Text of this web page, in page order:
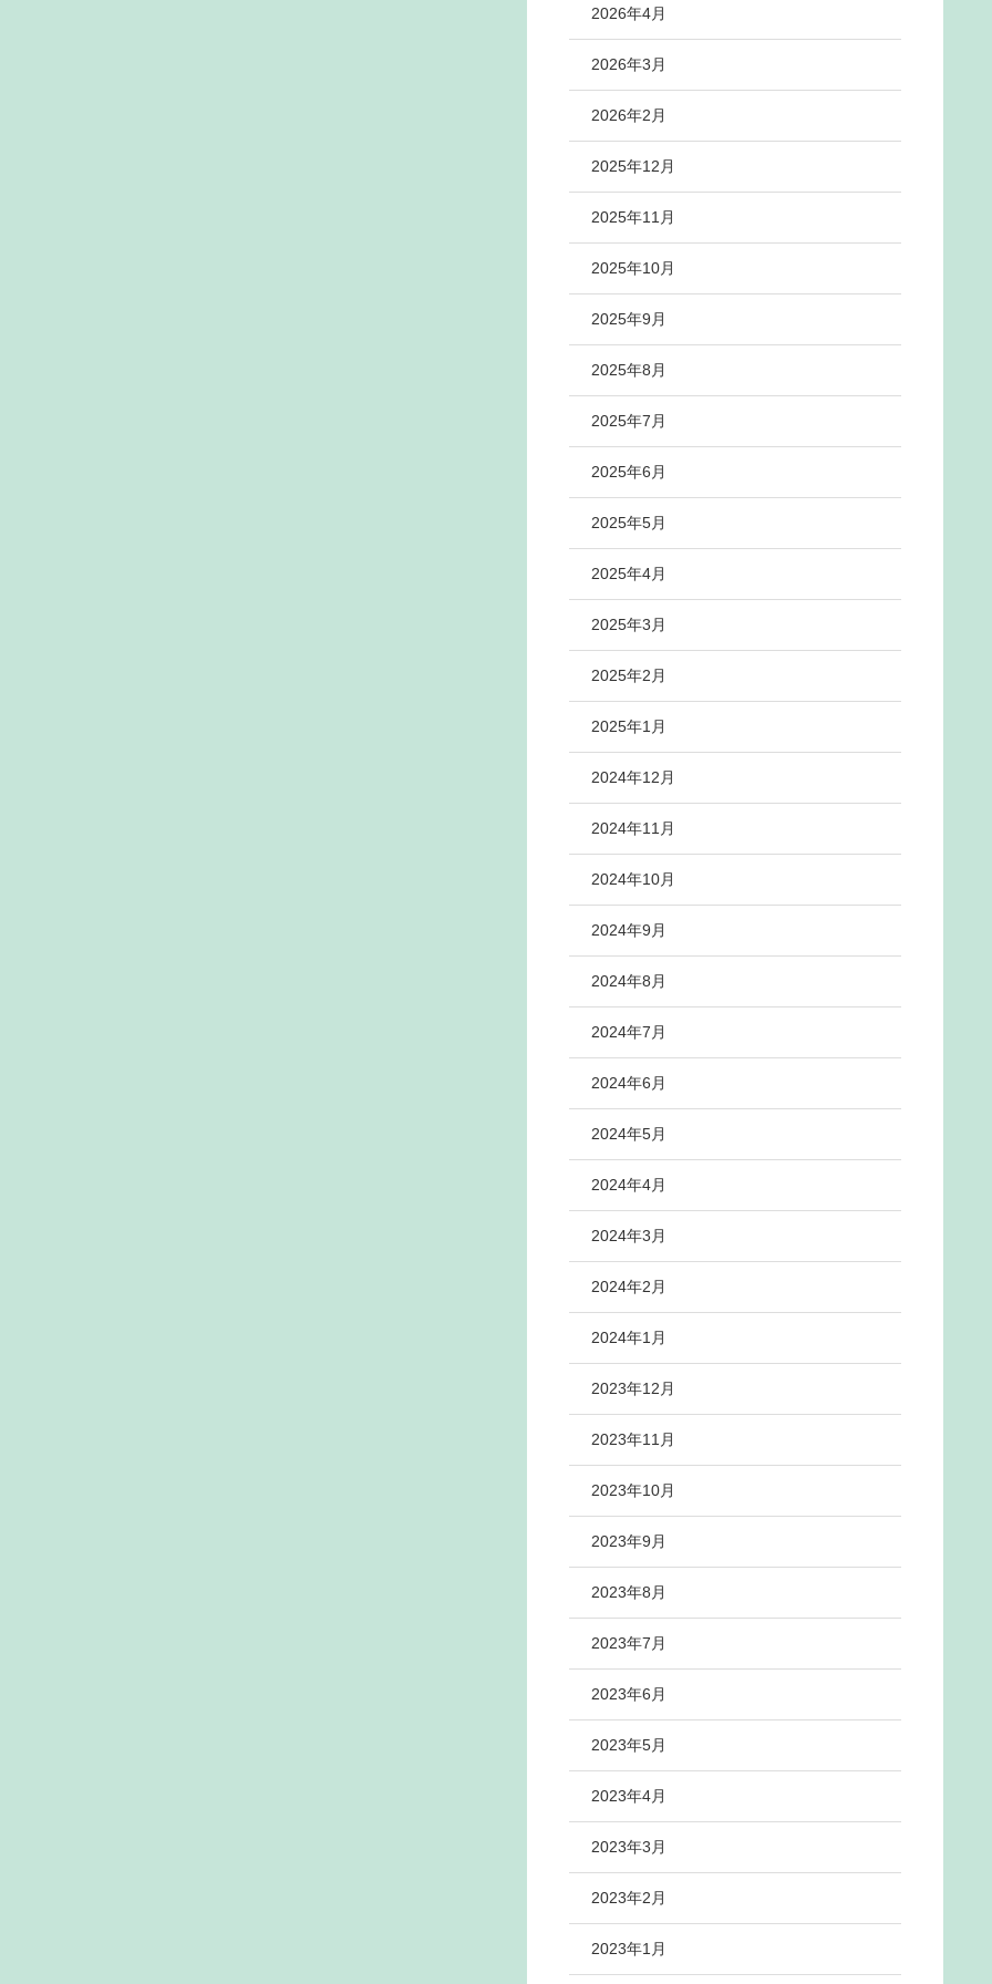
2026年4月
2026年3月
2026年2月
2025年12月
2025年11月
2025年10月
2025年9月
2025年8月
2025年7月
2025年6月
2025年5月
2025年4月
2025年3月
2025年2月
2025年1月
2024年12月
2024年11月
2024年10月
2024年9月
2024年8月
2024年7月
2024年6月
2024年5月
2024年4月
2024年3月
2024年2月
2024年1月
2023年12月
2023年11月
2023年10月
2023年9月
2023年8月
2023年7月
2023年6月
2023年5月
2023年4月
2023年3月
2023年2月
2023年1月